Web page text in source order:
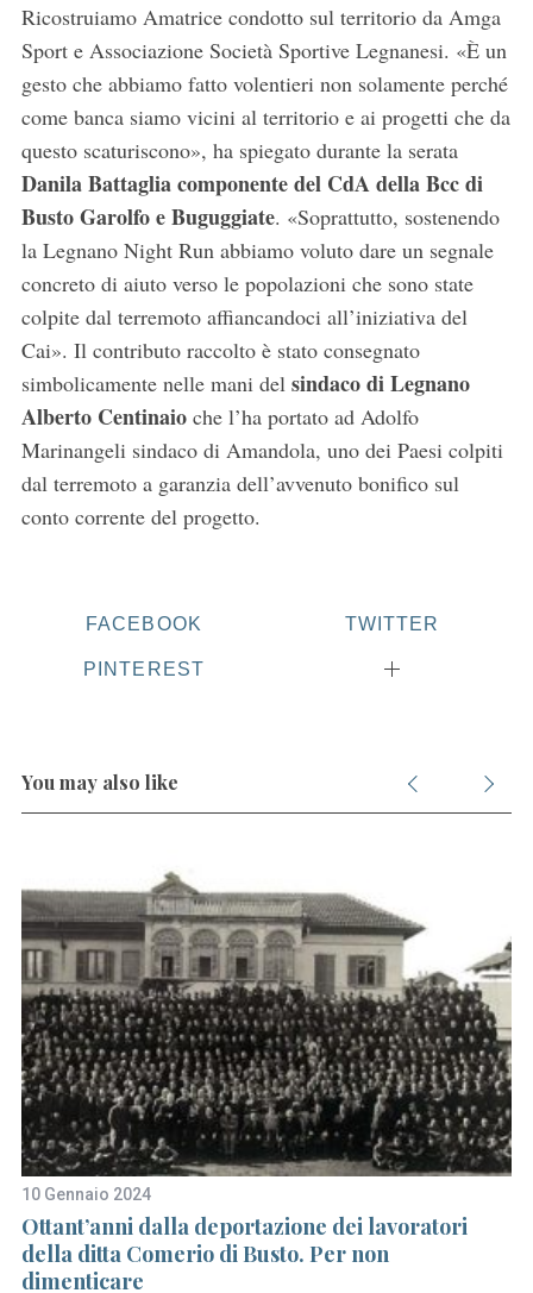
Ricostruiamo Amatrice condotto sul territorio da Amga
Sport e Associazione Società Sportive Legnanesi. «È un
gesto che abbiamo fatto volentieri non solamente perché
come banca siamo vicini al territorio e ai progetti che da
questo scaturiscono», ha spiegato durante la serata
Danila Battaglia componente del CdA della Bcc di
Busto Garolfo e Buguggiate. «Soprattutto, sostenendo
la Legnano Night Run abbiamo voluto dare un segnale
concreto di aiuto verso le popolazioni che sono state
colpite dal terremoto affiancandoci all’iniziativa del
Cai». Il contributo raccolto è stato consegnato
simbolicamente nelle mani del sindaco di Legnano
Alberto Centinaioche l’ha portato ad Adolfo
Marinangeli sindaco di Amandola, uno dei Paesi colpiti
dal terremoto a garanzia dell’avvenuto bonifico sul
conto corrente del progetto.
FACEBOOK TWITTER
PINTEREST
You may also like
10 Gennaio 2024
Ottant’anni dalla deportazione dei lavoratori
della ditta Comerio di Busto. Per non
dimenticare
S
e
a
f